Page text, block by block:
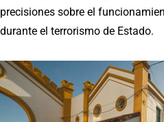
precisiones sobre el
durante el terrorismo de Estado.